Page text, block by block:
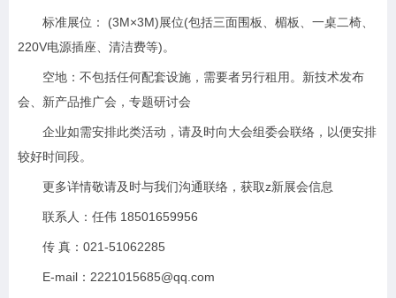
标准展位： (3M×3M)展位(包括三面围板、楣板、一桌二椅、
220V电源插座、清洁费等)。
空地：不包括任何配套设施，需要者另行租用。新技术发布
会、新产品推广会，专题研讨会
企业如需安排此类活动，请及时向大会组委会联络，以便安排
较好时间段。
更多详情敬请及时与我们沟通联络，获取z新展会信息
联系人：任伟 18501659956
传 真：021-51062285
E-mail：2221015685@qq.com